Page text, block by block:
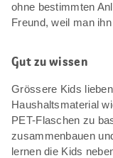
ohne bestimmten
Freund, weil man
Gut zu wissen
Grössere Kids
Haushaltsmaterial
PET-Flaschen zu
zusammenbauen
lernen die Kids